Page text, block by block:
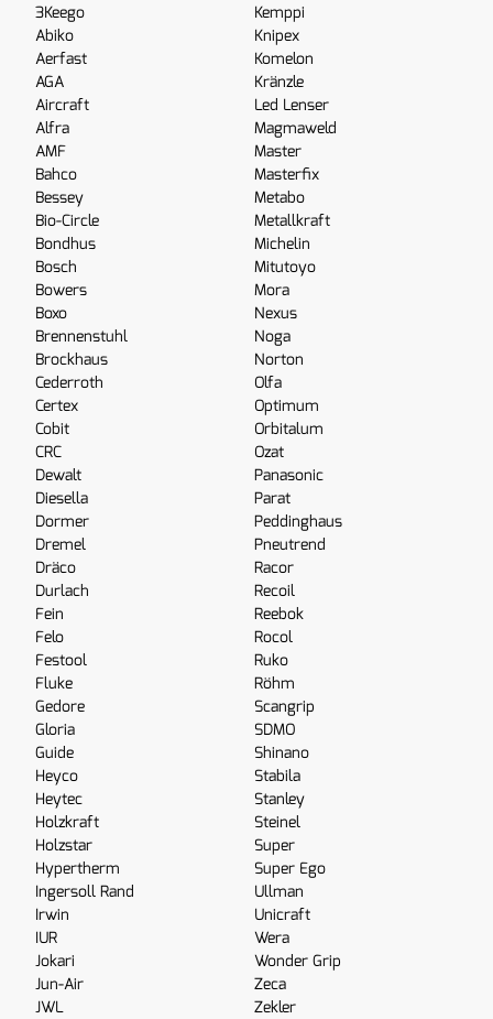
3Keego
Abiko
Aerfast
AGA
Aircraft
Alfra
AMF
Bahco
Bessey
Bio-Circle
Bondhus
Bosch
Bowers
Boxo
Brennenstuhl
Brockhaus
Cederroth
Certex
Cobit
CRC
Dewalt
Diesella
Dormer
Dremel
Dräco
Durlach
Fein
Felo
Festool
Fluke
Gedore
Gloria
Guide
Heyco
Heytec
Holzkraft
Holzstar
Hypertherm
Ingersoll Rand
Irwin
IUR
Jokari
Jun-Air
JWL
Kemppi
Knipex
Komelon
Kränzle
Led Lenser
Magmaweld
Master
Masterfix
Metabo
Metallkraft
Michelin
Mitutoyo
Mora
Nexus
Noga
Norton
Olfa
Optimum
Orbitalum
Ozat
Panasonic
Parat
Peddinghaus
Pneutrend
Racor
Recoil
Reebok
Rocol
Ruko
Röhm
Scangrip
SDMO
Shinano
Stabila
Stanley
Steinel
Super
Super Ego
Ullman
Unicraft
Wera
Wonder Grip
Zeca
Zekler